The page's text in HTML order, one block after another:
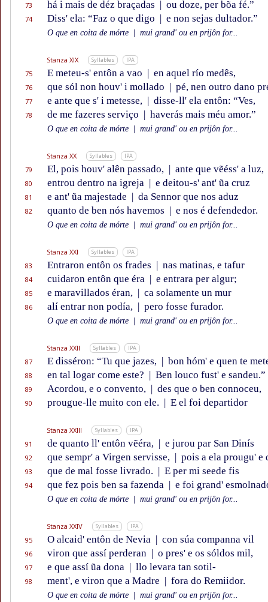
73 há i mais de déz braçadas | ou doze, per bõa fé.”
74 Diss' ela: “Faz o que digo | e non sejas dultador.”
O que en coita de mórte mui grand' ou en prijôn for...
Stanza XIX Syllables IPA
75 E meteu-s' entôn a vao | en aquel río medês,
76 que sól non houv' i mollado | pé, nen outro dano
77 e ante que s' i metesse, | disse-ll' ela entôn: “Ves,
78 de me fazeres serviço | haverás mais méu amor.”
O que en coita de mórte mui grand' ou en prijôn for...
Stanza XX Syllables IPA
79 El, pois houv' alên passado, | ante que vẽéss' a luz,
80 entrou dentro na igreja | e deitou-s' ant' ũa cruz
81 e ant' ũa majestade | da Sennor que nos aduz
82 quanto de ben nós havemos | e nos é defendedor.
O que en coita de mórte mui grand' ou en prijôn for...
Stanza XXI Syllables IPA
83 Entraron entôn os frades | nas matinas, e tafur
84 cuidaron entôn que éra | e entrara per algur;
85 e maravillados éran, | ca solamente un mur
86 alí entrar non podía, | pero fosse furador.
O que en coita de mórte mui grand' ou en prijôn for...
Stanza XXII Syllables IPA
87 E disséron: “Tu que jazes, | bon hóm' e quen te
88 en tal logar come este? | Ben louco fust' e sandeu.”
89 Acordou, e o convento, | des que o ben connoceu,
90 prougue-lle muito con ele. | E el foi departidor
Stanza XXIII Syllables IPA
91 de quanto ll' entôn vẽéra, | e jurou par San Dinís
92 que sempr' a Virgen servisse, | pois a ela prougu' e
93 que de mal fosse livrado. | E per mi seede fis
94 que fez pois ben sa fazenda | e foi grand'
O que en coita de mórte mui grand' ou en prijôn for...
Stanza XXIV Syllables IPA
95 O alcaid' entôn de Nevia | con súa companna vil
96 viron que assí perderan | o pres' e os sóldos mil,
97 e que assí ũa dona | llo levara tan sotil-
98 ment', e viron que a Madre | fora do Remiidor.
O que en coita de mórte mui grand' ou en prijôn for...